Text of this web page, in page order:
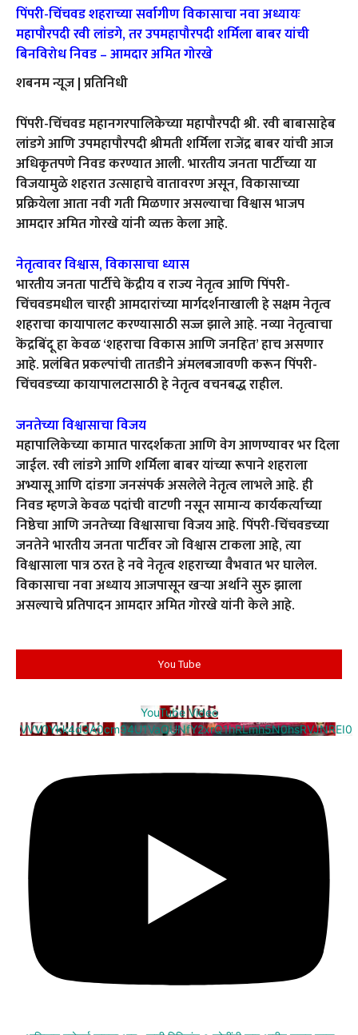
पिंपरी-चिंचवड शहराच्या सर्वागीण विकासाचा नवा अध्यायः
महापौरपदी रवी लांडगे, तर उपमहापौरपदी शर्मिला बाबर यांची
बिनविरोध निवड – आमदार अमित गोरखे
शबनम न्यूज | प्रतिनिधी
पिंपरी-चिंचवड महानगरपालिकेच्या महापौरपदी श्री. रवी बाबासाहेब
लांडगे आणि उपमहापौरपदी श्रीमती शर्मिला राजेंद्र बाबर यांची आज
अधिकृतपणे निवड करण्यात आली. भारतीय जनता पार्टीच्या या
विजयामुळे शहरात उत्साहाचे वातावरण असून, विकासाच्या
प्रक्रियेला आता नवी गती मिळणार असल्याचा विश्वास भाजप
आमदार अमित गोरखे यांनी व्यक्त केला आहे.
नेतृत्वावर विश्वास, विकासाचा ध्यास
भारतीय जनता पार्टीचे केंद्रीय व राज्य नेतृत्व आणि पिंपरी-
चिंचवडमधील चारही आमदारांच्या मार्गदर्शनाखाली हे सक्षम नेतृत्व
शहराचा कायापालट करण्यासाठी सज्ज झाले आहे. नव्या नेतृत्वाचा
केंद्रबिंदू हा केवळ ‘शहराचा विकास आणि जनहित’ हाच असणार
आहे. प्रलंबित प्रकल्पांची तातडीने अंमलबजावणी करून पिंपरी-
चिंचवडच्या कायापालटासाठी हे नेतृत्व वचनबद्ध राहील.
जनतेच्या विश्वासाचा विजय
महापालिकेच्या कामात पारदर्शकता आणि वेग आणण्यावर भर दिला
जाईल. रवी लांडगे आणि शर्मिला बाबर यांच्या रूपाने शहराला
अभ्यासू आणि दांडगा जनसंपर्क असलेले नेतृत्व लाभले आहे. ही
निवड म्हणजे केवळ पदांची वाटणी नसून सामान्य कार्यकर्त्याच्या
निष्ठेचा आणि जनतेच्या विश्वासाचा विजय आहे. पिंपरी-चिंचवडच्या
जनतेने भारतीय जनता पार्टीवर जो विश्वास टाकला आहे, त्या
विश्वासाला पात्र ठरत हे नवे नेतृत्व शहराच्या वैभवात भर घालेल.
विकासाचा नवा अध्याय आजपासून खऱ्या अर्थाने सुरु झाला
असल्याचे प्रतिपादन आमदार अमित गोरखे यांनी केले आहे.
You Tube
YouTube Video
VVV0Ykk4d3A0cm94U1VaQUNfY2xrQ1hRLmh5N0hsRVJNREI0